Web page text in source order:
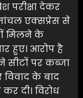
परीक्षा देकर
एक्सप्रेस से
मिलने के
हुए। आरोप है
सीटों पर कब्जा
के बाद
दी। विरोध